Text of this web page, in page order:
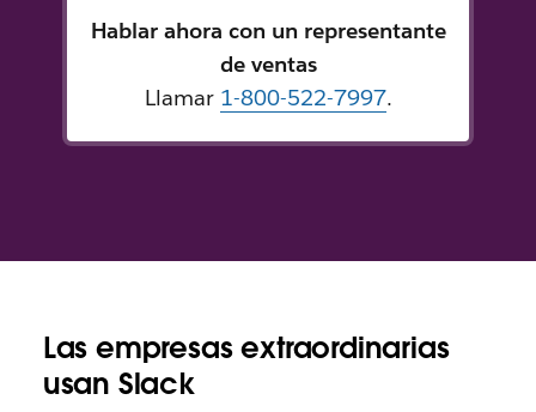
Hablar ahora con un representante
de ventas
Llamar 1-800-522-7997.
Las empresas extraordinarias
usan Slack